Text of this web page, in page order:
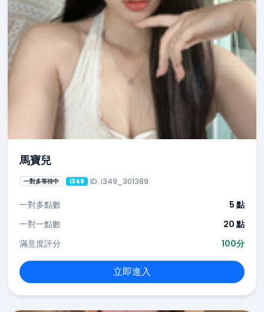
馬寶兒
一對多等待中 i349 ID: i349_301389
一對多點數
5 點
一對一點數
20 點
滿意度評分
100分
立即進入